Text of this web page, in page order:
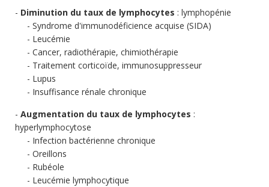
Diminution du taux de lymphocytes : lymphopénie
Syndrome d'immunodéficience acquise (SIDA)
Leucémie
Cancer, radiothérapie, chimiothérapie
Traitement corticoïde, immunosuppresseur
Lupus
Insuffisance rénale chronique
Augmentation du taux de lymphocytes :
hyperlymphocytose
Infection bactérienne chronique
Oreillons
Rubéole
Leucémie lymphocytique